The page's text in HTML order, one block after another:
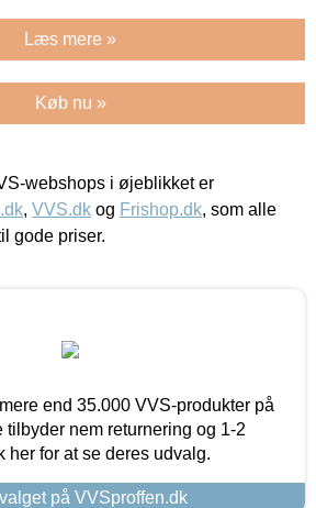
Læs mere »
Køb nu »
webshops i øjeblikket er
, VVS.dk og Frishop.dk, som alle
gode priser.
end 35.000 VVS-produkter på
tilbyder nem returnering og 1-2
her for at se deres udvalg.
på VVSproffen.dk